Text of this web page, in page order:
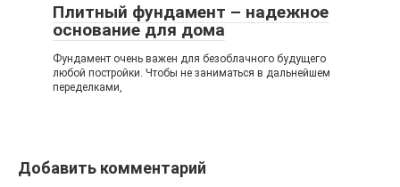
Плитный фундамент – надежное
основание для дома
Фундамент очень важен для безоблачного будущего
любой постройки. Чтобы не заниматься в дальнейшем
переделками,
Добавить комментарий